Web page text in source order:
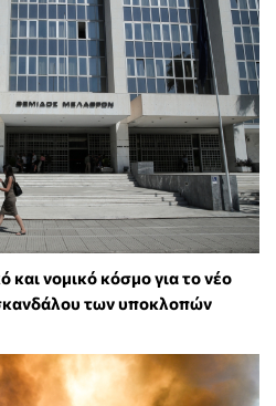
και νομικό κόσμο για το νέο
των υποκλοπών